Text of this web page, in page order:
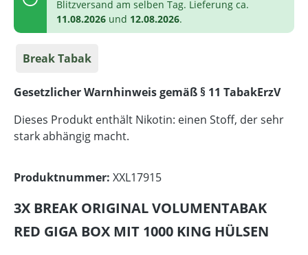
Blitzversand am selben Tag. Lieferung ca.
11.08.2026 und 12.08.2026.
Break Tabak
Gesetzlicher Warnhinweis gemäß § 11 TabakErzV
Dieses Produkt enthält Nikotin: einen Stoff, der sehr
stark abhängig macht.
Produktnummer: XXL17915
3X BREAK ORIGINAL VOLUMENTABAK
RED GIGA BOX MIT 1000 KING HÜLSEN